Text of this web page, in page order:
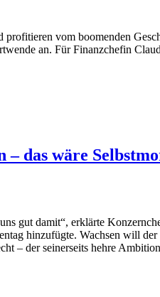
vom boomenden
an. Für Finanzchefin
das wäre
gut damit“, erklärte
hinzufügte. Wachsen will
– der seinerseits hehre